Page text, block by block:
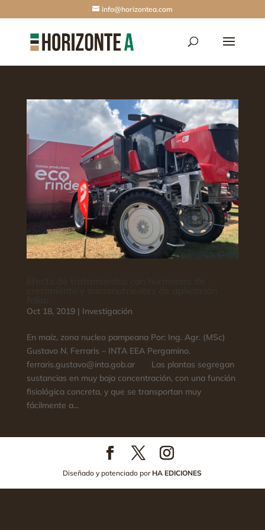
info@horizontea.com
Oct 18, 2019| Investigación
En maíz, zona nucleo pampeana Por: Ing. Agr. (MSc)
Gustavo N. Ferraris – INTA EEA Pergamino.
ferraris.gustavo@inta.gob.ar Las plantas segregan
sustancias en muy baja concentración, con una función
fisiológica concreta, y que se transportan muy
fácilmente a...
Diseñado y potenciado por HA EDICIONES